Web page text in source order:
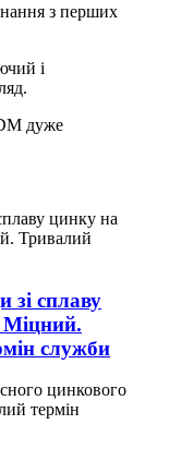
з перших
і
дуже
зі сплаву
Міцний.
служби
цинкового
термін